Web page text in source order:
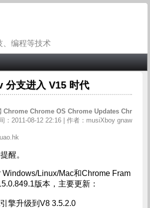
、编程等技术
分支进入 V15 时代
Chrome Chrome OS Chrome Updates Chr
：2011-08-12 22:16 | 作者：musiXboy gnaw
醒。
Windows/Linux/Mac和Chrome Fram
版本，主要更新：
擎升级到V8 3.5.2.0